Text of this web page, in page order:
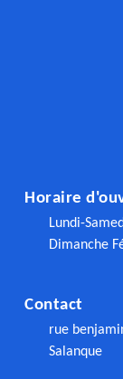
Horaire
Lundi-
Dimanche
Contact
rue
Salanque